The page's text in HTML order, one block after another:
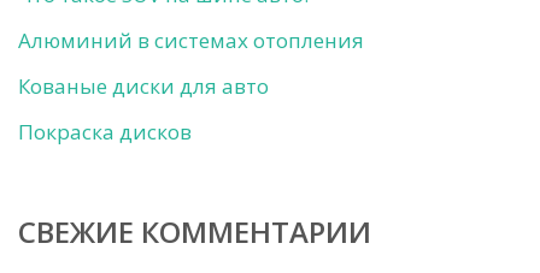
Алюминий в системах отопления
Кованые диски для авто
Покраска дисков
СВЕЖИЕ КОММЕНТАРИИ